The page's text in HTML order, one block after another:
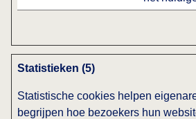
Statistieken (5)
Statistische cookies helpen
begrijpen hoe bezoekers hun